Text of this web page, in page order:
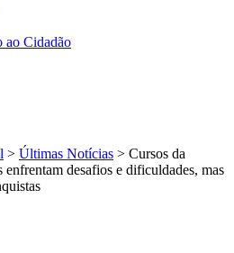
ao Cidadão
> Últimas Notícias > Cursos da
enfrentam desafios e dificuldades, mas